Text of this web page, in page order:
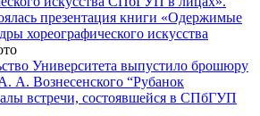
презентация книги «Одержимые
хореографического искусства